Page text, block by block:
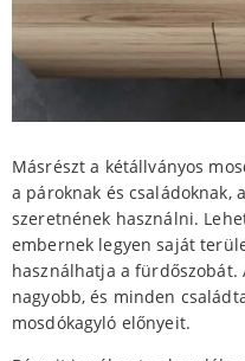
Másrészt a kétállványos
a pároknak és családoknak,
szeretnének használni.
embernek legyen saját
használhatja a fürdőszobát.
nagyobb, és minden
mosdókagyló előnyeit.